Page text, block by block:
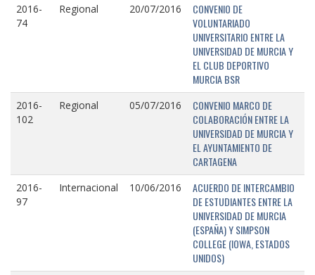
2016-
74
Regional 20/07/2016
CONVENIO DE
VOLUNTARIADO
UNIVERSITARIO ENTRE LA
UNIVERSIDAD DE MURCIA Y
EL CLUB DEPORTIVO
MURCIA BSR
2016-
102
Regional 05/07/2016
CONVENIO MARCO DE
COLABORACIÓN ENTRE LA
UNIVERSIDAD DE MURCIA Y
EL AYUNTAMIENTO DE
CARTAGENA
2016-
97
Internacional 10/06/2016
ACUERDO DE INTERCAMBIO
DE ESTUDIANTES ENTRE LA
UNIVERSIDAD DE MURCIA
(ESPAÑA) Y SIMPSON
COLLEGE (IOWA, ESTADOS
UNIDOS)